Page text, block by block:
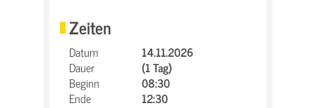
Zeiten
Datum
14.11.2026
Dauer
(1 Tag)
Beginn
08:30
Ende
12:30